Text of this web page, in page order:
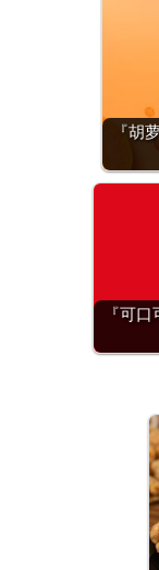
『胡
『可